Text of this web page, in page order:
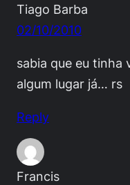
Tiago Barba
02/10/2010
sabia que eu tinha
algum lugar já… rs
Reply
Francis